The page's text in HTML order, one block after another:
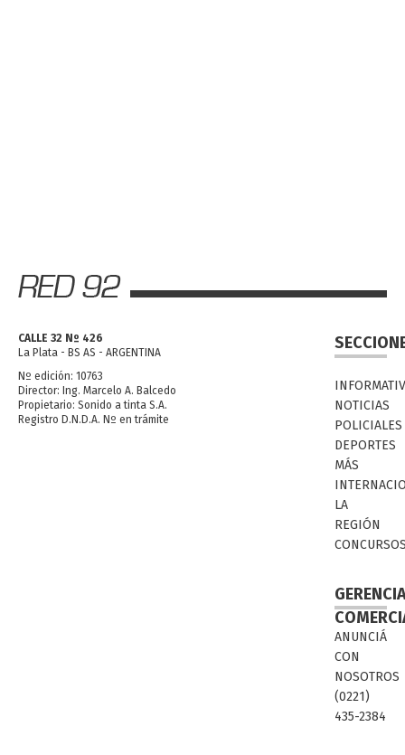
CALLE 32 Nº 426
La Plata - BS AS - ARGENTINA
Nº edición: 10763
Director: Ing. Marcelo A. Balcedo
Propietario: Sonido a tinta S.A.
Registro D.N.D.A. Nº en trámite
NOTICIAS
POLICIALES
DEPORTES
MÁS
LA
REGIÓN
ANUNCIÁ
CON
NOSOTROS
(0221)
435-2384